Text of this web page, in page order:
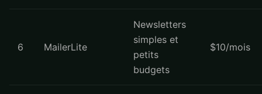
6 MailerLite
Newsletters
simples et
petits
budgets
$10/mois